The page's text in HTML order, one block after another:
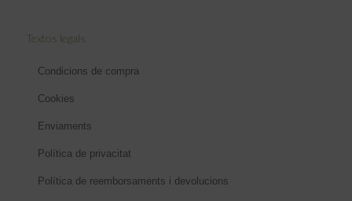
Textos legals
Condicions de compra
Cookies
Enviaments
Política de privacitat
Política de reemborsaments i devolucions